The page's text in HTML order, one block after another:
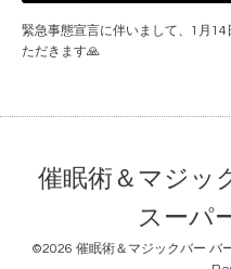
緊急事態宣言に伴いまして、1月
ただきます🙏
催眠術＆マジッ
スーパ
©2026 催眠術＆マジックバー バ